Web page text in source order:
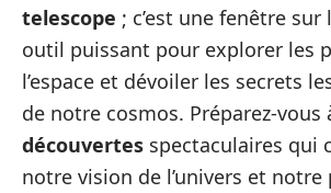
telescope ; c’est une fenêtre sur
outil puissant pour explorer les
l’espace et dévoiler les secrets
de notre cosmos. Préparez-vous
découvertes spectaculaires qui
notre vision de l’univers et notre